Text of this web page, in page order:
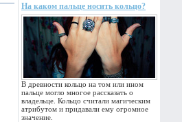
На каком пальце носить кольцо?
В древности кольцо на том или ином
пальце могло многое рассказать о
владельце. Кольцо считали магическим
атрибутом и придавали ему огромное
значение.